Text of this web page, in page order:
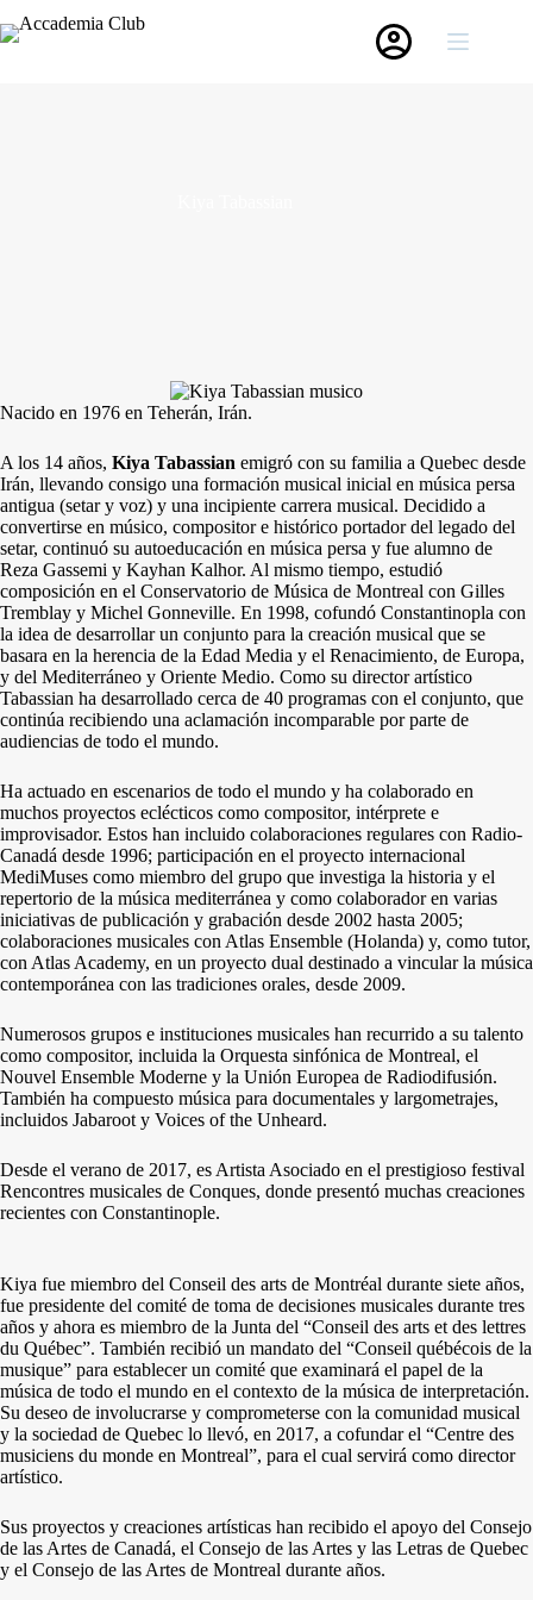
al
Nacido en 1976 en Teherán, Irán.
A los 14 años, Kiya Tabassian emigró con su familia a Quebec desde
Irán, llevando consigo una formación musical inicial en música persa
antigua (setar y voz) y una incipiente carrera musical. Decidido a
convertirse en músico, compositor e histórico portador del legado del
setar, continuó su autoeducación en música persa y fue alumno de
Reza Gassemi y Kayhan Kalhor. Al mismo tiempo, estudió
composición en el Conservatorio de Música de Montreal con Gilles
Tremblay y Michel Gonneville. En 1998, cofundó Constantinopla con
la idea de desarrollar un conjunto para la creación musical que se
basara en la herencia de la Edad Media y el Renacimiento, de Europa,
y del Mediterráneo y Oriente Medio. Como su director artístico
Tabassian ha desarrollado cerca de 40 programas con el conjunto, que
continúa recibiendo una aclamación incomparable por parte de
audiencias de todo el mundo.
Ha actuado en escenarios de todo el mundo y ha colaborado en
muchos proyectos eclécticos como compositor, intérprete e
improvisador. Estos han incluido colaboraciones regulares con Radio-
Canadá desde 1996; participación en el proyecto internacional
MediMuses como miembro del grupo que investiga la historia y el
repertorio de la música mediterránea y como colaborador en varias
iniciativas de publicación y grabación desde 2002 hasta 2005;
colaboraciones musicales con Atlas Ensemble (Holanda) y, como tutor,
con Atlas Academy, en un proyecto dual destinado a vincular la música
contemporánea con las tradiciones orales, desde 2009.
Numerosos grupos e instituciones musicales han recurrido a su talento
como compositor, incluida la Orquesta sinfónica de Montreal, el
Nouvel Ensemble Moderne y la Unión Europea de Radiodifusión.
También ha compuesto música para documentales y largometrajes,
incluidos Jabaroot y Voices of the Unheard.
Desde el verano de 2017, es Artista Asociado en el prestigioso festival
Rencontres musicales de Conques, donde presentó muchas creaciones
recientes con Constantinople.
Kiya fue miembro del Conseil des arts de Montréal durante siete años,
fue presidente del comité de toma de decisiones musicales durante tres
años y ahora es miembro de la Junta del “Conseil des arts et des lettres
du Québec”. También recibió un mandato del “Conseil québécois de la
musique” para establecer un comité que examinará el papel de la
música de todo el mundo en el contexto de la música de interpretación.
Su deseo de involucrarse y comprometerse con la comunidad musical
y la sociedad de Quebec lo llevó, en 2017, a cofundar el “Centre des
musiciens du monde en Montreal”, para el cual servirá como director
artístico.
Sus proyectos y creaciones artísticas han recibido el apoyo del Consejo
de las Artes de Canadá, el Consejo de las Artes y las Letras de Quebec
y el Consejo de las Artes de Montreal durante años.